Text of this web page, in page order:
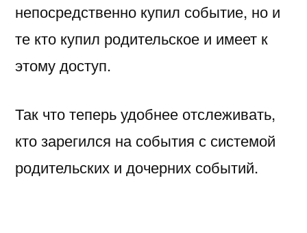
непосредственно купил событие, но и
те кто купил родительское и имеет к
этому доступ.
Так что теперь удобнее отслеживать,
кто зарегился на события с системой
родительских и дочерних событий.